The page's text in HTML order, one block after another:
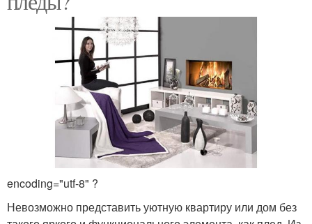
encoding="utf-8" ?
Невозможно представить уютную квартиру или дом без